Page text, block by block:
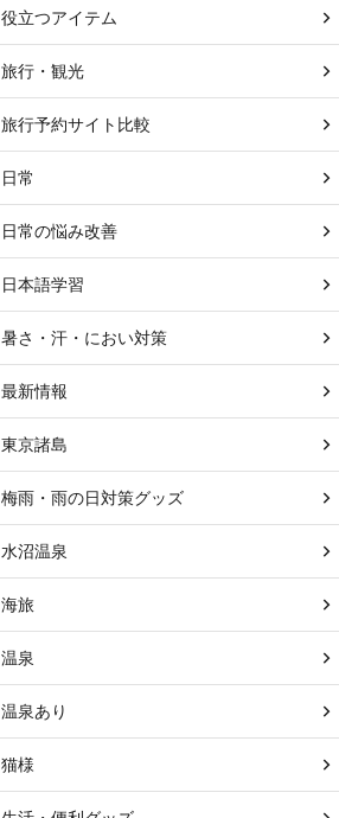
役立つアイテム
旅行・観光
旅行予約サイト比較
日常
日常の悩み改善
日本語学習
暑さ・汗・におい対策
最新情報
東京諸島
梅雨・雨の日対策グッズ
水沼温泉
海旅
温泉
温泉あり
猫様